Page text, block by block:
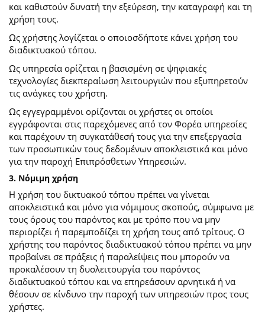
και καθιστούν δυνατή την εξεύρεση, την καταγραφή και τη
χρήση τους.
Ως χρήστης λογίζεται ο οποιοσδήποτε κάνει χρήση του
διαδικτυακού τόπου.
Ως υπηρεσία ορίζεται η βασισμένη σε ψηφιακές
τεχνολογίες διεκπεραίωση λειτουργιών που εξυπηρετούν
τις ανάγκες του χρήστη.
Ως εγγεγραμμένοι ορίζονται οι χρήστες οι οποίοι
εγγράφονται στις παρεχόμενες από τον Φορέα υπηρεσίες
και παρέχουν τη συγκατάθεσή τους για την επεξεργασία
των προσωπικών τους δεδομένων αποκλειστικά και μόνο
για την παροχή Επιπρόσθετων Υπηρεσιών.
3. Νόμιμη χρήση
Η χρήση του δικτυακού τόπου πρέπει να γίνεται
αποκλειστικά και μόνο για νόμιμους σκοπούς, σύμφωνα με
τους όρους του παρόντος και με τρόπο που να μην
περιορίζει ή παρεμποδίζει τη χρήση τους από τρίτους. Ο
χρήστης του παρόντος διαδικτυακού τόπου πρέπει να μην
προβαίνει σε πράξεις ή παραλείψεις που μπορούν να
προκαλέσουν τη δυσλειτουργία του παρόντος
διαδικτυακού τόπου και να επηρεάσουν αρνητικά ή να
θέσουν σε κίνδυνο την παροχή των υπηρεσιών προς τους
χρήστες.